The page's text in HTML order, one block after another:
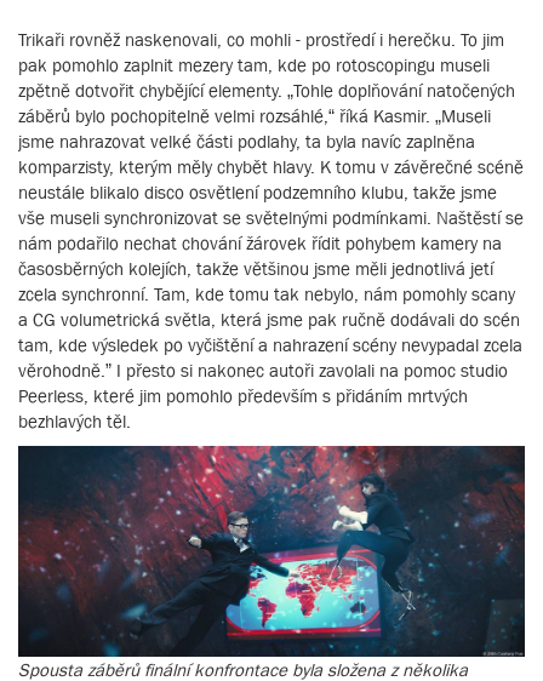
Trikaři rovněž naskenovali, co mohli - prostředí i herečku. To jim
pak pomohlo zaplnit mezery tam, kde po rotoscopingu museli
zpětně dotvořit chybějící elementy. „Tohle doplňování natočených
záběrů bylo pochopitelně velmi rozsáhlé,“ říká Kasmir. „Museli
jsme nahrazovat velké části podlahy, ta byla navíc zaplněna
komparzisty, kterým měly chybět hlavy. K tomu v závěrečné scéně
neustále blikalo disco osvětlení podzemního klubu, takže jsme
vše museli synchronizovat se světelnými podmínkami. Naštěstí se
nám podařilo nechat chování žárovek řídit pohybem kamery na
časosběrných kolejích, takže většinou jsme měli jednotlivá jetí
zcela synchronní. Tam, kde tomu tak nebylo, nám pomohly scany
a CG volumetrická světla, která jsme pak ručně dodávali do scén
tam, kde výsledek po vyčištění a nahrazení scény nevypadal zcela
věrohodně.” I přesto si nakonec autoři zavolali na pomoc studio
Peerless, které jim pomohlo především s přidáním mrtvých
bezhlavých těl.
Spousta záběrů finální konfrontace byla složena z několika